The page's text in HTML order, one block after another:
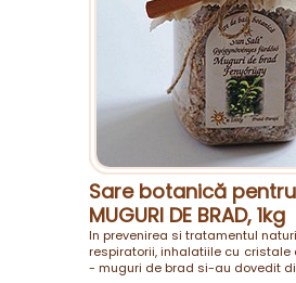
Sare botanică
MUGURI DE BRAD, 1kg
In prevenirea si tratamentul
respiratorii, inhalatiile cu
- muguri de brad si-au dovedit